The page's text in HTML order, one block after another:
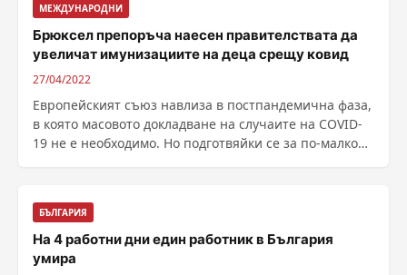
МЕЖДУНАРОДНИ
Брюксел препоръча наесен правителствата да
увеличат имунизациите на деца срещу ковид
27/04/2022
Европейският съюз навлиза в постпандемична фаза,
в която масовото докладване на случаите на COVID-
19 не е необходимо. Но подготвяйки се за по-малко
БЪЛГАРИЯ
На 4 работни дни един работник в България
умира